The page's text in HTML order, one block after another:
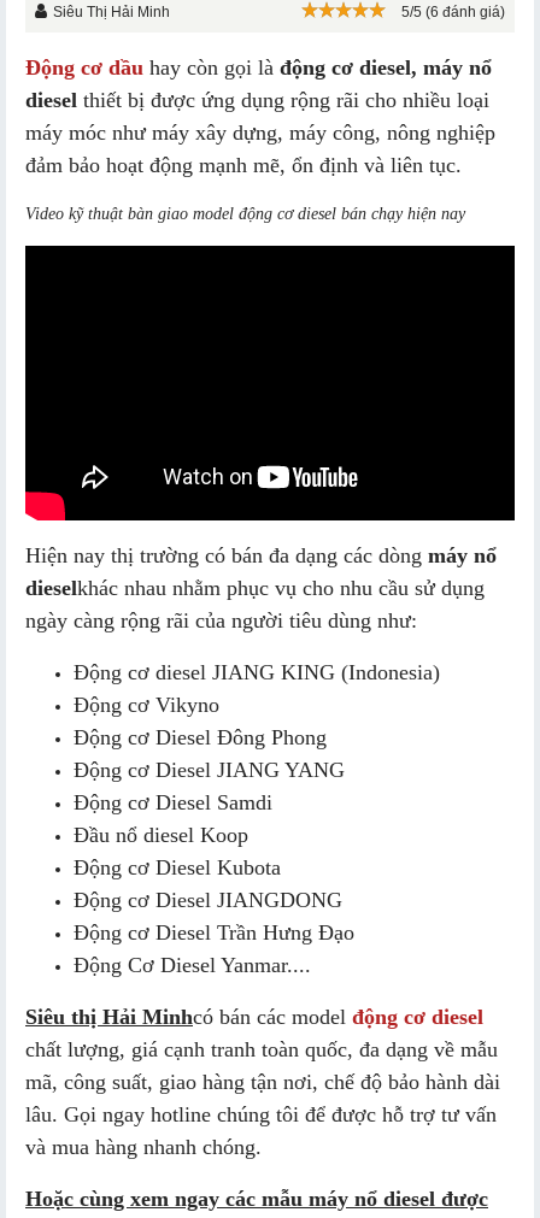
Siêu Thị Hải Minh 5/5 (6 đánh giá)
Động cơ dầu hay còn gọi là động cơ diesel, máy nổ
diesel thiết bị được ứng dụng rộng rãi cho nhiều loại
máy móc như máy xây dựng, máy công, nông nghiệp
đảm bảo hoạt động mạnh mẽ, ổn định và liên tục.
Video kỹ thuật bàn giao model động cơ diesel bán chạy hiện nay
Hiện nay thị trường có bán đa dạng các dòng máy nổ
dieselkhác nhau nhằm phục vụ cho nhu cầu sử dụng
ngày càng rộng rãi của người tiêu dùng như:
Động cơ diesel JIANG KING (Indonesia)
Động cơ Vikyno
Động cơ Diesel Đông Phong
Động cơ Diesel JIANG YANG
Động cơ Diesel Samdi
Đầu nổ diesel Koop
Động cơ Diesel Kubota
Động cơ Diesel JIANGDONG
Động cơ Diesel Trần Hưng Đạo
Động Cơ Diesel Yanmar....
Siêu thị Hải Minhcó bán các model động cơ diesel
chất lượng, giá cạnh tranh toàn quốc, đa dạng về mẫu
mã, công suất, giao hàng tận nơi, chế độ bảo hành dài
lâu. Gọi ngay hotline chúng tôi để được hỗ trợ tư vấn
và mua hàng nhanh chóng.
Hoặc cùng xem ngay các mẫu máy nổ diesel được